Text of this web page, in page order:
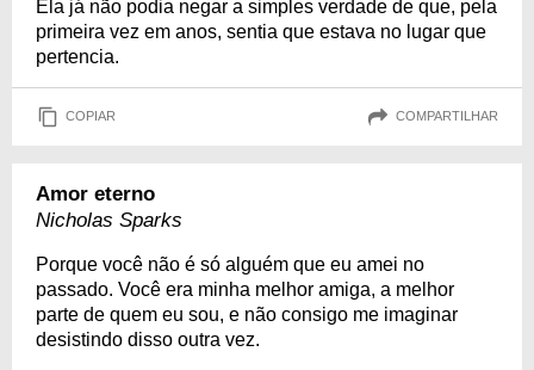
Ela já não podia negar a simples verdade de que, pela
primeira vez em anos, sentia que estava no lugar que
pertencia.
COPIAR COMPARTILHAR
Amor eterno
Nicholas Sparks
Porque você não é só alguém que eu amei no
passado. Você era minha melhor amiga, a melhor
parte de quem eu sou, e não consigo me imaginar
desistindo disso outra vez.